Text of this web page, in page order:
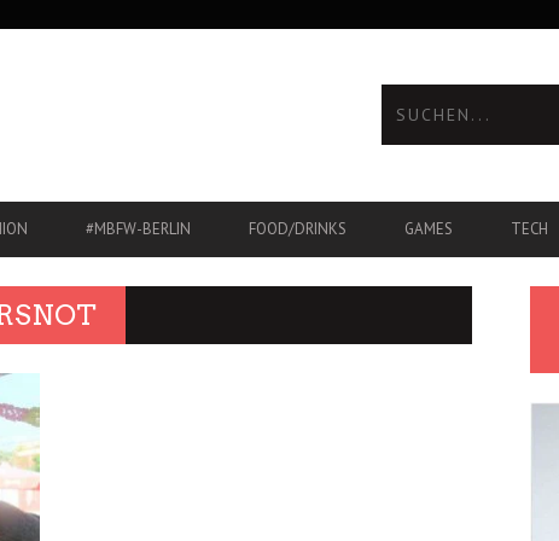
#MBFW-BERLIN FOOD/DRINKS GAMES TECH